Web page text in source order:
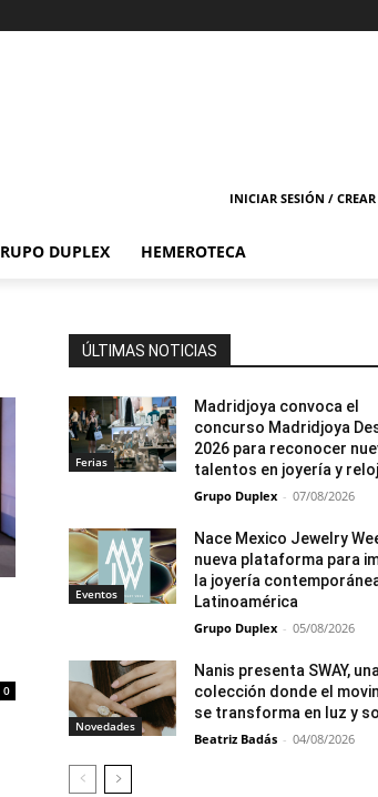
INICIAR SESIÓN /
DUPLEX HEMEROTECA
0
ÚLTIMAS NOTICIAS
Ferias
Madridjoya convoca el
concurso Madridjoya
2026 para reconocer
talentos en joyería y
Grupo Duplex - 07/08/2026
Eventos
Nace Mexico Jewelry
nueva plataforma para
la joyería
Latinoamérica
Grupo Duplex - 05/08/2026
Novedades
Nanis presenta SWAY, una
colección donde el
se transforma en luz y
Beatriz Badás - 04/08/2026